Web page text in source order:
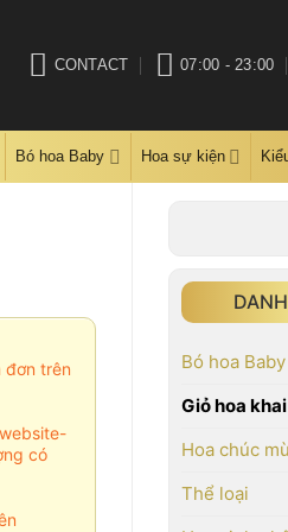
CONTACT 07:00 - 23:00
Bó hoa Baby Hoa sự kiện
Bó hoa Baby
Giỏ hoa
Hoa chúc
Thể loại
đơn trên
có